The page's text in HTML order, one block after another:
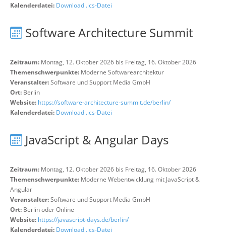
Kalenderdatei: Download .ics-Datei
Software Architecture Summit
Zeitraum: Montag, 12. Oktober 2026 bis Freitag, 16. Oktober 2026
Themenschwerpunkte: Moderne Softwarearchitektur
Veranstalter:Software und Support Media GmbH
Ort: Berlin
Website: https://software-architecture-summit.de/berlin/
Kalenderdatei: Download .ics-Datei
JavaScript & Angular Days
Zeitraum: Montag, 12. Oktober 2026 bis Freitag, 16. Oktober 2026
Themenschwerpunkte: Moderne Webentwicklung mit JavaScript &
Angular
Veranstalter:Software und Support Media GmbH
Ort: Berlin oder Online
Website: https://javascript-days.de/berlin/
Kalenderdatei: Download .ics-Datei